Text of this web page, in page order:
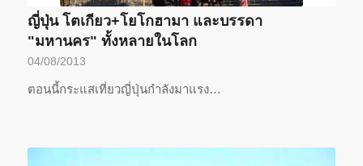
ญี่ปุ่น โตเกียว+โยโกฮามา และบรรดา
"มหานคร" ทั้งหลายในโลก
04/08/2013
ตอนนี้กระแสเที่ยวญี่ปุ่นกำลังมาแรง…